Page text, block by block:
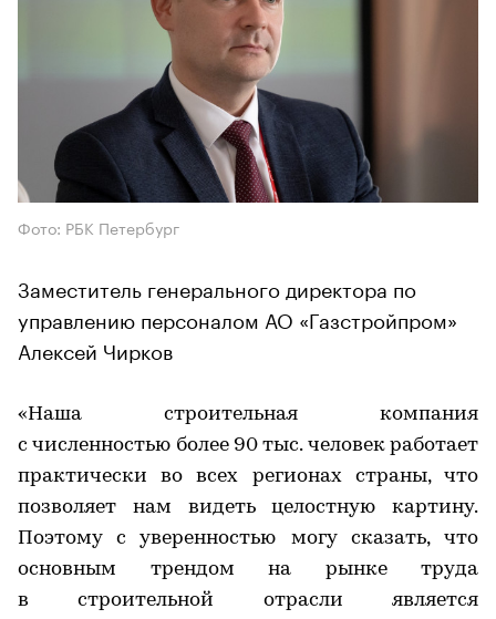
Фото: РБК Петербург
Заместитель генерального директора по
управлению персоналом АО «Газстройпром»
Алексей Чирков
«Наша строительная компания
с численностью более 90 тыс. человек работает
практически во всех регионах страны, что
позволяет нам видеть целостную картину.
Поэтому с уверенностью могу сказать, что
основным трендом на рынке труда
в строительной отрасли является